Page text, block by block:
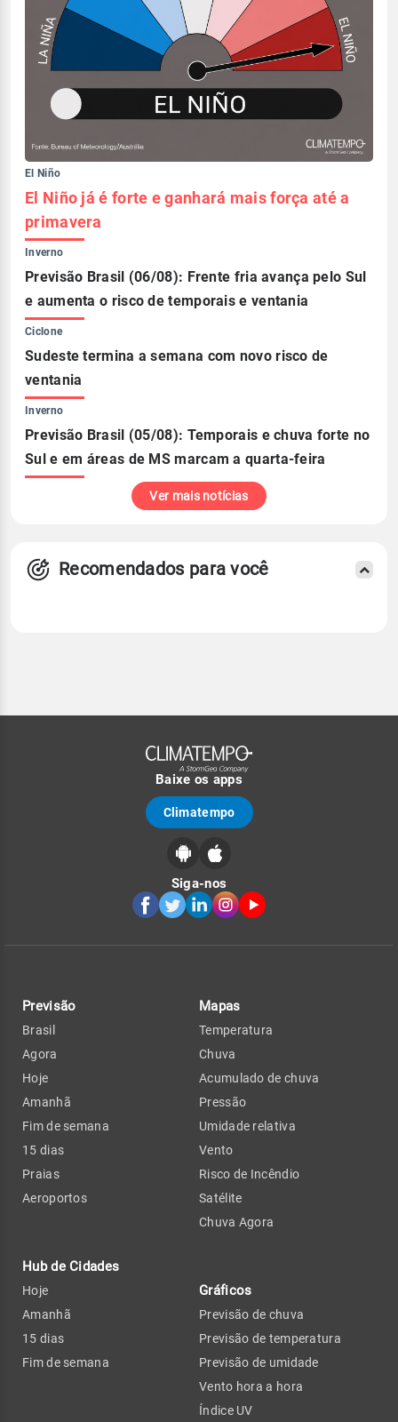
El Niño
El Niño já é forte e ganhará mais força até a
primavera
Inverno
Previsão Brasil (06/08): Frente fria avança pelo Sul
e aumenta o risco de temporais e ventania
Ciclone
Sudeste termina a semana com novo risco de
ventania
Inverno
Previsão Brasil (05/08): Temporais e chuva forte no
Sul e em áreas de MS marcam a quarta-feira
Ver mais notícias
Recomendados para você
Baixe os apps
Climatempo
Siga-nos
Previsão
Brasil
Agora
Hoje
Amanhã
Fim de semana
15 dias
Praias
Aeroportos
Hub de Cidades
Hoje
Amanhã
15 dias
Fim de semana
Mapas
Temperatura
Chuva
Acumulado de chuva
Pressão
Umidade relativa
Vento
Risco de Incêndio
Satélite
Chuva Agora
Gráficos
Previsão de chuva
Previsão de temperatura
Previsão de umidade
Vento hora a hora
Índice UV